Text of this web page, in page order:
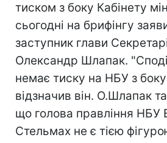
тиском з боку Кабінету
сьогодні на брифінгу
заступник глави
Олександр Шлапак.
немає тиску на НБУ з
відзначив він. О.Шлапак
що голова правління НБУ
Стельмах не є тією